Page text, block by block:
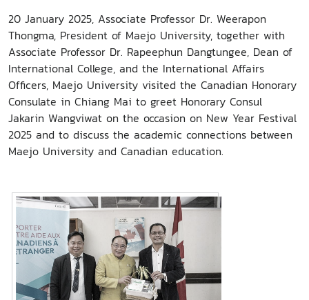
20 January 2025, Associate Professor Dr. Weerapon
Thongma, President of Maejo University, together with
Associate Professor Dr. Rapeephun Dangtungee, Dean of
International College, and the International Affairs
Officers, Maejo University visited the Canadian Honorary
Consulate in Chiang Mai to greet Honorary Consul
Jakarin Wangviwat on the occasion on New Year Festival
2025 and to discuss the academic connections between
Maejo University and Canadian education.